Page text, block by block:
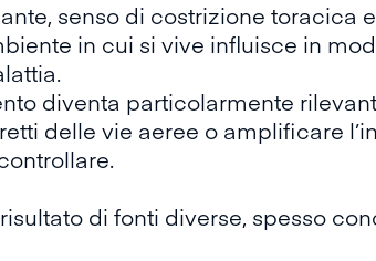
senso di costrizione toracica
in cui si vive influisce in
diventa particolarmente
delle vie aeree o amplificare
di fonti diverse, spesso